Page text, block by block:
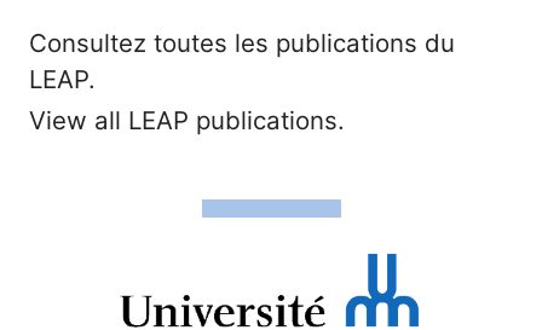
Consultez toutes les publications du
LEAP.
View all LEAP publications.